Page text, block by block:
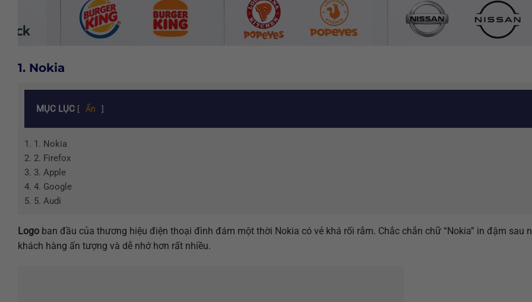
1. Nokia
MỤC LỤC [ Ẩn ]
1. 1. Nokia
2. 2. Firefox
3. 3. Apple
4. 4. Google
5. 5. Audi
Logo ban đầu của thương hiệu điện thoại đình đám một thời Nokia có vẻ khá rối rắm. Chắc chắn chữ “Nokia” in đậm sau
khách hàng ấn tượng và dễ nhớ hơn rất nhiều.